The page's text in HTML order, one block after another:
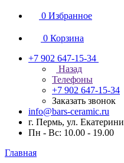
0 Избранное
0 Корзина
+7 902 647-15-34
Назад
Телефоны
+7 902 647-15-34
Заказать звонок
info@bars-ceramic.ru
г. Пермь, ул.
Пн - Вс: 10.00 - 19.00
Главная